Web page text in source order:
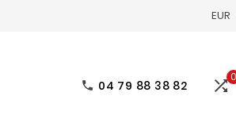
EUR
 04 79 88 38 82 0